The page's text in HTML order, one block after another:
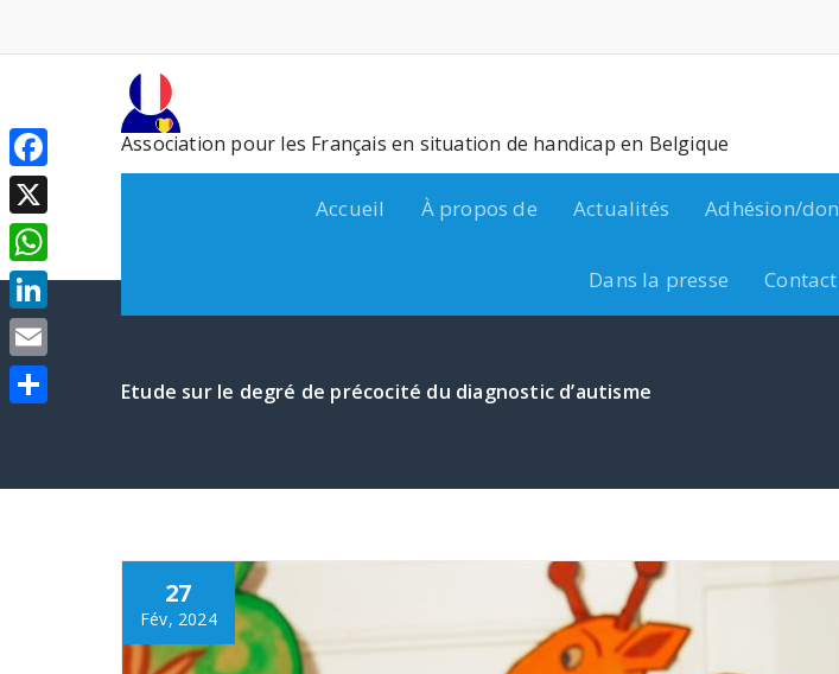
contenu
Association pour les Français en situation de handicap en Belgique
Accueil À propos de Actualités Adhésion/don
Dans la presse Contact
Etude sur le degré de précocité du diagnostic d’autisme
27
Fév, 2024
Facebook
X
WhatsApp
LinkedIn
Email